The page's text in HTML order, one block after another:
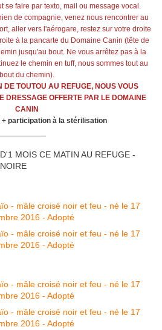
se faire par texto, mail ou message vocal.
de compagnie, venez nous rencontrer au
aller vers l'aérogare, restez sur votre droite
à la pancarte du Domaine Canin (tête de
jusqu'au bout. Ne vous arrêtez pas à la
le chemin en tuff, nous sommes tout au
bout du chemin).
DE TOUTOU AU REFUGE, NOUS VOUS
DRESSAGE OFFERTE PAR LE DOMAINE
CANIN
+ participation à la stérilisation
MOIS CE MATIN AU REFUGE -